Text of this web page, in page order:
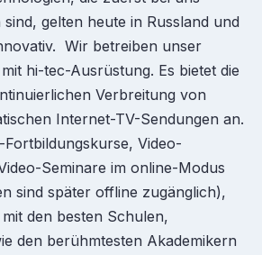
gelten heute in Russland und
Wir betreiben unser
hi-tec-Ausrüstung. Es bietet die
Verbreitung von
Internet-TV-Sendungen an.
Video-
Seminare im online-Modus
sind später offline zugänglich),
den besten Schulen,
den berühmtesten Akademikern